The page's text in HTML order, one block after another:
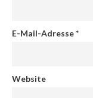
E-Mail-Adresse*
Website